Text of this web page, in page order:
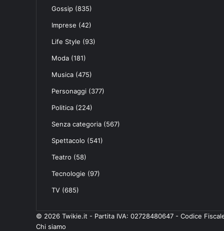
Gossip (835)
Imprese (42)
Life Style (93)
Moda (181)
Musica (475)
Personaggi (377)
Politica (224)
Senza categoria (567)
Spettacolo (541)
Teatro (58)
Tecnologie (97)
TV (685)
© 2026 Twikie.it - Partita IVA: 02728480647 - Codice
Chi siamo